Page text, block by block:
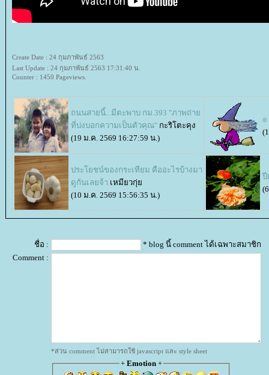
Create Date : 24 กุมภาพันธ์ 2563
Last Update : 24 กุมภาพันธ์ 2563 17:31:40 น.
Counter : 1450 Pageviews.
ถนนสายนี้...มีตะพาบ กม.393 "ภาพถ่า
ที่บ่งบอกความเป็นตัวคุณ" กะริโตะคุง
(19 ม.ค. 2569 16:27:59 น.)
๏
ประโยชน์ของกระเทียม คืออะไรบ้างมา
ดูกันเลยจ้า เหมียวกุ่
(10 ม.ค. 2569 15:56:35 น.)
ปี
ชื่อ :
* blog นี้ comment ได้เฉพาะสมาชิก
Comment :
*ส่วน comment ไม่สามารถใช้ javascript และ style sheet
+ Emotion+